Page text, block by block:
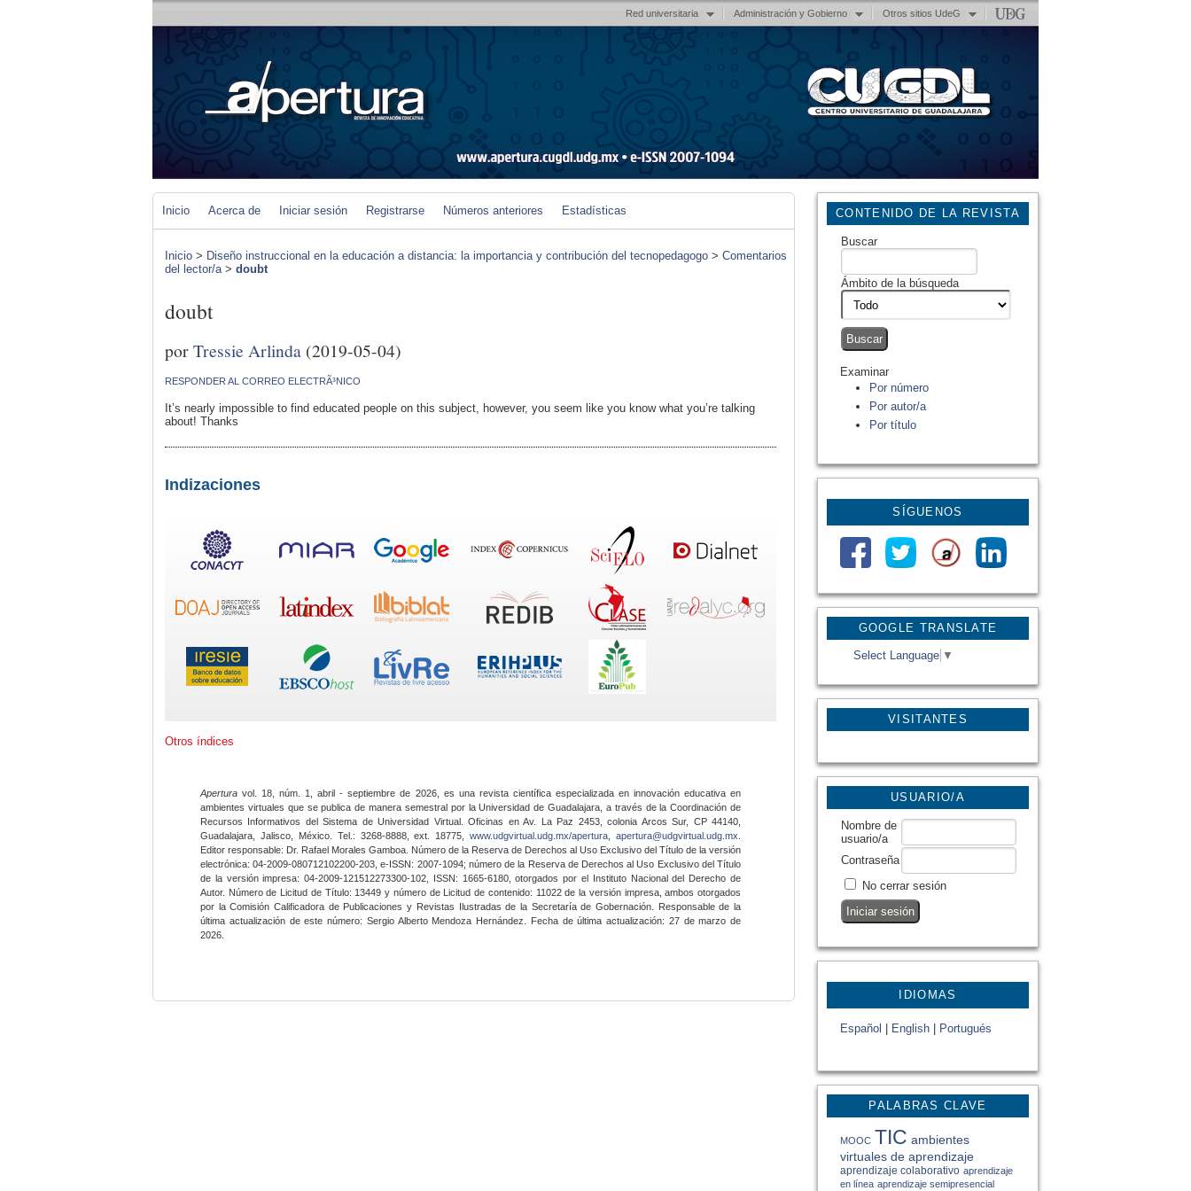
Red universitaria Administración y Gobierno Otros sitios UdeG
GOOGLE TRANSLATE
Select Language ▼
VISITANTES
CONTENIDO DE LA REVISTA
Buscar
Ámbito de la búsqueda
Examinar
Por número
Por autor/a
Por título
SÍGUENOS
USUARIO/A
Nombre de
usuario/a
Contraseña
No cerrar sesión
IDIOMAS
Español English Portugués
PALABRAS CLAVE
MOOC TIC ambientes
virtuales de aprendizaje
aprendizaje colaborativo aprendizaje
en línea aprendizaje semipresencial
Inicio Acerca de Iniciar sesión Registrarse Números anteriores Estadísticas
Inicio > Diseño instruccional en la educación a distancia: la importancia y contribución del tecnopedagogo > Comentarios
del lector/a> doubt
doubt
porTressie Arlinda (2019-05-04)
RESPONDER AL CORREO ELECTRÃ³NICO
It’s nearly impossible to find educated people on this subject, however, you seem like you know what you’re talking
about! Thanks
Indizaciones
Otros índices
Apertura vol. 18, núm. 1, abril - septiembre de 2026, es una revista científica especializada en innovación educativa en
ambientes virtuales que se publica de manera semestral por la Universidad de Guadalajara, a través de la Coordinación de
Recursos Informativos del Sistema de Universidad Virtual. Oficinas en Av. La Paz 2453, colonia Arcos Sur, CP 44140,
Guadalajara, Jalisco, México. Tel.: 3268-8888, ext. 18775,www.udgvirtual.udg.mx/apertura apertura@udgvirtual.udg.mx
Editor responsable: Dr. Rafael Morales Gamboa. Número de la Reserva de Derechos al Uso Exclusivo del Título de la versión
electrónica: 04-2009-080712102200-203, e-ISSN: 2007-1094; número de la Reserva de Derechos al Uso Exclusivo del Título
de la versión impresa: 04-2009-121512273300-102, ISSN: 1665-6180, otorgados por el Instituto Nacional del Derecho de
Autor. Número de Licitud de Título: 13449 y número de Licitud de contenido: 11022 de la versión impresa, ambos otorgados
por la Comisión Calificadora de Publicaciones y Revistas Ilustradas de la Secretaría de Gobernación. Responsable de la
última actualización de este número: Sergio Alberto Mendoza Hernández. Fecha de última actualización: 27 de marzo de
2026.